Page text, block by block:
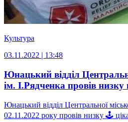
Культура
03.11.2022 | 13:48
Юнацький відділ
ім. І.Рядченка провів низку
Юнацький відділ Центральної
02.11.2022 року провів низку 🕹